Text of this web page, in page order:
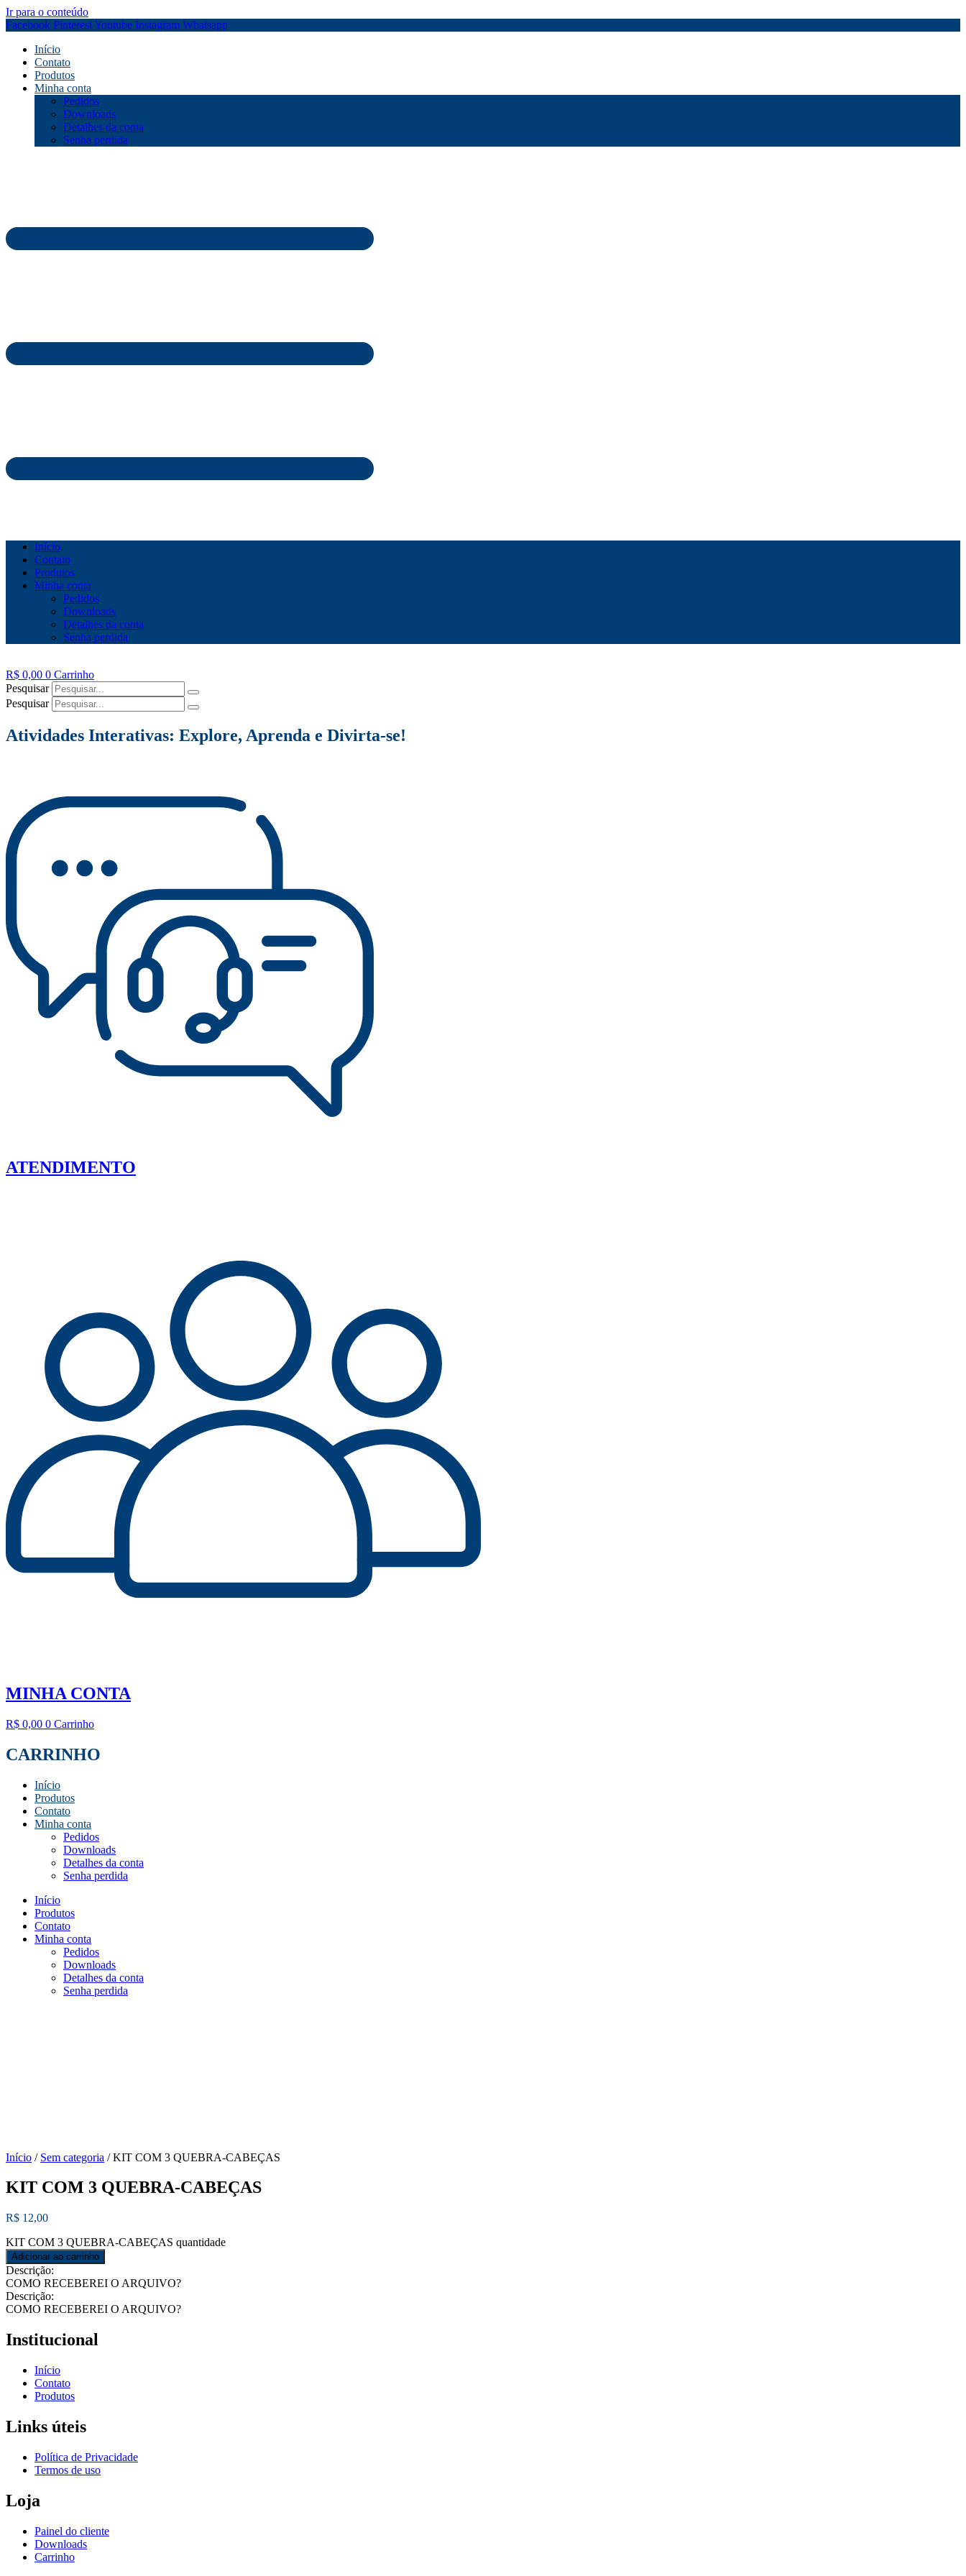
Ir para o conteúdo
Facebook PinterestYoutube Instagram Whatsapp
Início
Contato
Produtos
Minha conta
Pedidos
Downloads
Detalhes da conta
Senha perdida
Início
Contato
Produtos
Minha conta
Pedidos
Downloads
Detalhes da conta
Senha perdida
R$ 0,00 0 Carrinho
Pesquisar
Pesquisar
Atividades Interativas: Explore, Aprenda e Divirta-se!
ATENDIMENTO
MINHA CONTA
R$ 0,00 0 Carrinho
CARRINHO
Início
Produtos
Contato
Minha conta
Pedidos
Downloads
Detalhes da conta
Senha perdida
Início
Produtos
Contato
Minha conta
Pedidos
Downloads
Detalhes da conta
Senha perdida
Início / Sem categoria / KIT COM 3 QUEBRA-CABEÇAS
KIT COM 3 QUEBRA-CABEÇAS
R$ 12,00
KIT COM 3 QUEBRA-CABEÇAS quantidade
Adicionar ao carrinho
Descrição:
COMO RECEBEREI O ARQUIVO?
Descrição:
COMO RECEBEREI O ARQUIVO?
Institucional
Início
Contato
Produtos
Links úteis
Política de Privacidade
Termos de uso
Loja
Painel do cliente
Downloads
Carrinho